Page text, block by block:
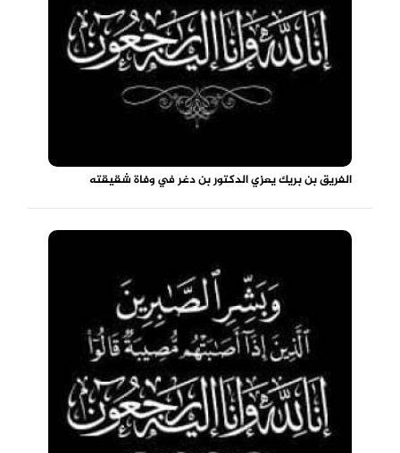
الفريق بن بريك يعزي الدكتور بن دغر في وفاة شقيقته